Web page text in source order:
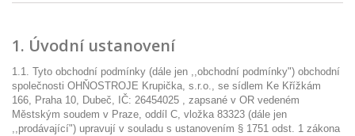
1. Úvodní ustanovení
1.1. Tyto obchodní podmínky (dále jen ,,obchodní podmínky") obchodní
společnosti OHŇOSTROJE Krupička, s.r.o., se sídlem Ke Křížkám
166, Praha 10, Dubeč, IČ: 26454025 , zapsané v OR vedeném
Městským soudem v Praze, oddíl C, vložka 83323 (dále jen
,,prodávající") upravují v souladu s ustanovením § 1751 odst. 1 zákona